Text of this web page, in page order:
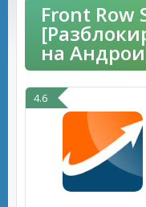
Front Row
на
4.6